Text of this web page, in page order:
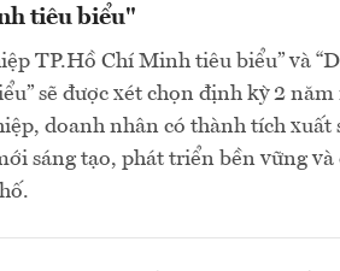
tiêu biểu"
TP.Hồ Chí Minh tiêu biểu” và
sẽ được xét chọn định kỳ 2
doanh nhân có thành tích xuất
sáng tạo, phát triển bền vững và